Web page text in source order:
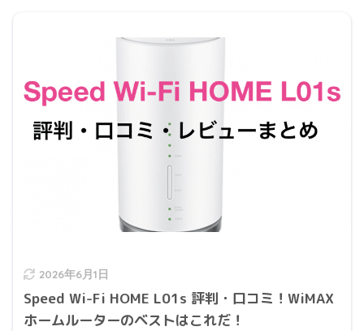
2026年6月1日
Speed Wi-Fi HOME L01s 評判・口コミ！WiMAX
ホームルーターのベストはこれだ！